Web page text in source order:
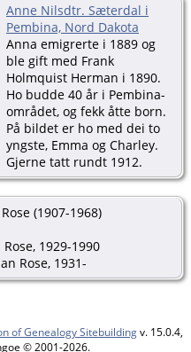
Anne Nilsdtr. Sæterdal i
Pembina, Nord Dakota
Anna emigrerte i 1889 og
ble gift med Frank
Holmquist Herman i 1890.
Ho budde 40 år i Pembina-
området, og fekk åtte born.
På bildet er ho med dei to
yngste, Emma og Charley.
Gjerne tatt rundt 1912.
(1907-1968)
1929-1990
Rose, 1931-
of Genealogy Sitebuildingv. 15.0.4,
© 2001-2026.